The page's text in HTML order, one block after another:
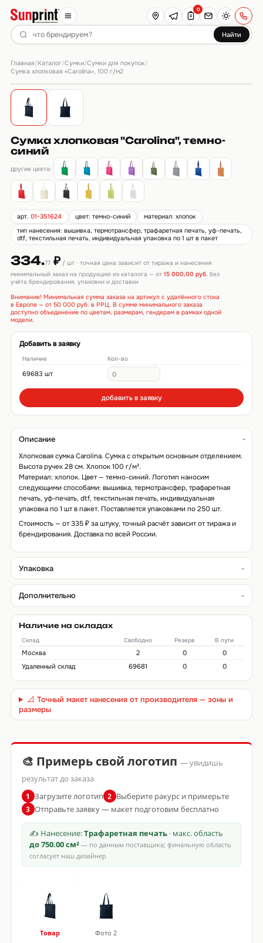
Найти
0
Главная/Каталог/Сумки/Сумки для покупок/
Сумка хлопковая «Carolina», 100 г/м2
Сумка хлопковая "Carolina", темно-
синий
другие цвета:
арт.01-351624 цвет: темно-синий
материал: хлопок
тип нанесения: вышивка, термотрансфер, трафаретная печать, уф-печать,
dtf, текстильная печать, индивидуальная упаковка по 1 шт в пакет
334.77₽/ шт · точная цена зависит от тиража и нанесения
минимальный заказ на продукцию из каталога — от 15 000,00 руб. без
учёта брендирования, упаковки и доставки
Внимание! Минимальная сумма заказа на артикул с удалённого стока
в Европе — от 50 000 руб. в РРЦ. В сумме минимального заказа
доступно объединение по цветам, размерам, гендерам в рамках одной
модели.
Добавить в заявку
Наличие Кол-во
69683 шт
добавить в заявку
Описание
Хлопковая сумка Carolina. Сумка с открытым основным отделением.
Высота ручек 28 см. Хлопок 100 г/м².
Материал: хлопок. Цвет — темно-синий. Логотип наносим
следующими способами: вышивка, термотрансфер, трафаретная
печать, уф-печать, dtf, текстильная печать, индивидуальная
упаковка по 1 шт в пакет. Поставляется упаковками по 250 шт.
Стоимость — от 335 ₽ за штуку, точный расчёт зависит от тиража и
брендирования. Доставка по всей России.
Упаковка
Дополнительно
Наличие на складах
Склад Свободно Резерв В пути
Москва 2 0
0
Удаленный склад
69681 0 0
📐 Точный макет нанесения от производителя — зоны и
размеры
🎨 Примерь свой логотип — увидишь
результат до заказа
1 Загрузите логотип 2 Выберите ракурс и примерьте
3 Отправьте заявку — макет подготовим бесплатно
✍ Нанесение:Трафаретная печать· макс. область
до 750.00 см²— по данным поставщика; финальную область
согласует наш дизайнер
Товар Фото 2